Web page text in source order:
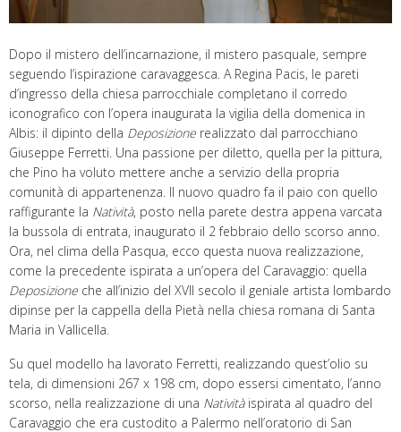
Dopo il mistero dell’incarnazione, il mistero pasquale, sempre
seguendo l’ispirazione caravaggesca. A Regina Pacis, le pareti
d’ingresso della chiesa parrocchiale completano il corredo
iconografico con l’opera inaugurata la vigilia della domenica in
Albis: il dipinto della Deposizione realizzato dal parrocchiano
Giuseppe Ferretti. Una passione per diletto, quella per la pittura,
che Pino ha voluto mettere anche a servizio della propria
comunità di appartenenza. Il nuovo quadro fa il paio con quello
raffigurante la Natività, posto nella parete destra appena varcata
la bussola di entrata, inaugurato il 2 febbraio dello scorso anno.
Ora, nel clima della Pasqua, ecco questa nuova realizzazione,
come la precedente ispirata a un’opera del Caravaggio: quella
Deposizione che all’inizio del XVII secolo il geniale artista lombardo
dipinse per la cappella della Pietà nella chiesa romana di Santa
Maria in Vallicella.
Su quel modello ha lavorato Ferretti, realizzando quest’olio su
tela, di dimensioni 267 x 198 cm, dopo essersi cimentato, l’anno
scorso, nella realizzazione di una Nativitàispirata al quadro del
Caravaggio che era custodito a Palermo nell’oratorio di San